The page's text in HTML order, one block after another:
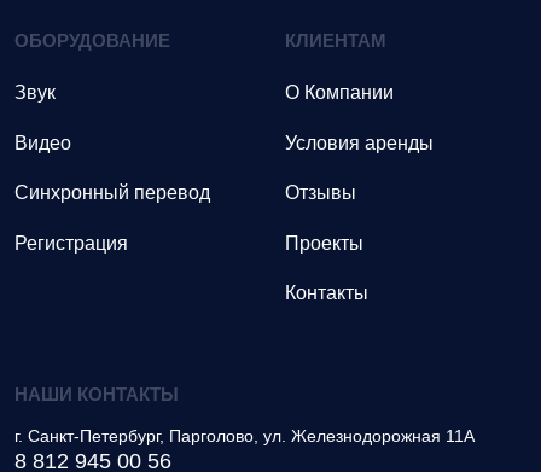
ОБОРУДОВАНИЕ
Звук
Видео
Синхронный перевод
Регистрация
КЛИЕНТАМ
О Компании
Условия аренды
Отзывы
Проекты
Контакты
НАШИ КОНТАКТЫ
г. Санкт-Петербург, Парголово ул. Железнодорожная 11А
8 812 945 00 56